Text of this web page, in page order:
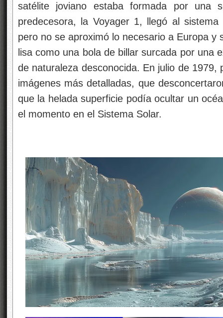
satélite joviano estaba formada por una
predecesora, la Voyager 1, llegó al
pero no se aproximó lo necesario a Europa y
lisa como una bola de billar surcada por una
de naturaleza desconocida. En julio de
imágenes más detalladas, que
que la helada superficie podía ocultar un
el momento en el Sistema Solar.